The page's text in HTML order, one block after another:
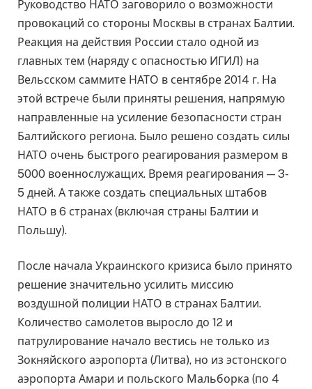
Руководство НАТО заговорило о возможности
провокаций со стороны Москвы в странах Балтии.
Реакция на действия России стало одной из
главных тем (наряду с опасностью ИГИЛ) на
Вельсском саммите НАТО в сентябре 2014 г. На
этой встрече были приняты решения, напрямую
направленные на усиление безопасности стран
Балтийского региона. Было решено создать силы
НАТО очень быстрого реагирования размером в
5000 военнослужащих. Время реагирования — 3-
5 дней. А также создать специальных штабов
НАТО в 6 странах (включая страны Балтии и
Польшу).
После начала Украинского кризиса было принято
решение значительно усилить миссию
воздушной полиции НАТО в странах Балтии.
Количество самолетов выросло до 12 и
патрулирование начало вестись не только из
Зокняйского аэропорта (Литва), но из эстонского
аэропорта Амари и польского Мальборка (по 4